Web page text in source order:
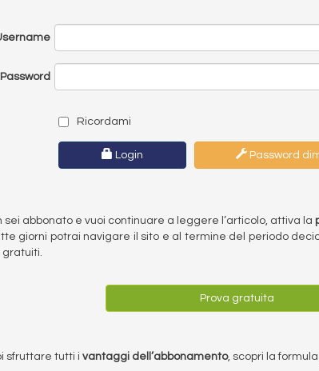
Password
Ricordami
Login Password
sei abbonato e vuoi continuare a leggere l’articolo, attiva la
giorni potrai navigare il sito e al termine del periodo
gratuiti.
Prova gratuita
sfruttare tutti i vantaggi dell’abbonamento, scopri la